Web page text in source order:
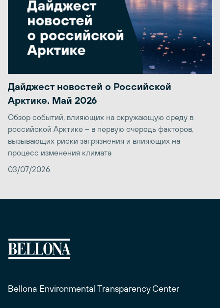
Дайджест новостей о Российской
Арктике. Май 2026
Обзор событий, влияющих на окружающую среду в
российской Арктике – в первую очередь факторов,
вызывающих риски загрязнения и влияющих на
процесс изменения климата
03/07/2026
Bellona Environmental Transparency Center